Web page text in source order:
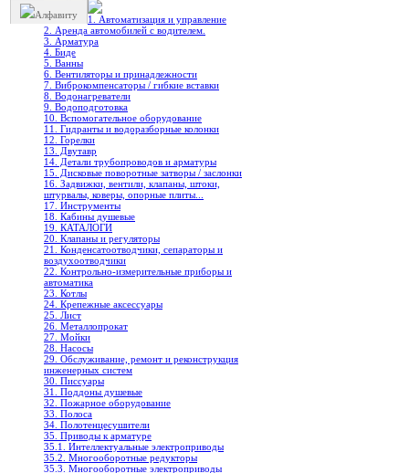
Алфавиту
1. Автоматизация и управление
2. Аренда автомобилей с водителем.
3. Арматура
4. Биде
5. Ванны
6. Вентиляторы и принадлежности
7. Виброкомпенсаторы / гибкие вставки
8. Водонагреватели
9. Водоподготовка
10. Вспомогательное оборудование
11. Гидранты и водоразборные колонки
12. Горелки
13. Двутавр
14. Детали трубопроводов и арматуры
15. Дисковые поворотные затворы / заслонки
16. Задвижки, вентили, клапаны, штоки,
штурвалы, коверы, опорные плиты...
17. Инструменты
18. Кабины душевые
19. КАТАЛОГИ
20. Клапаны и регуляторы
21. Конденсатоотводчики, сепараторы и
воздухоотводчики
22. Контрольно-измерительные приборы и
автоматика
23. Котлы
24. Крепежные аксессуары
25. Лист
26. Металлопрокат
27. Мойки
28. Насосы
29. Обслуживание, ремонт и реконструкция
инженерных систем
30. Писсуары
31. Поддоны душевые
32. Пожарное оборудование
33. Полоса
34. Полотенцесушители
35. Приводы к арматуре
35.1. Интеллектуальные электроприводы
35.2. Многооборотные редукторы
35.3. Многооборотные электроприводы